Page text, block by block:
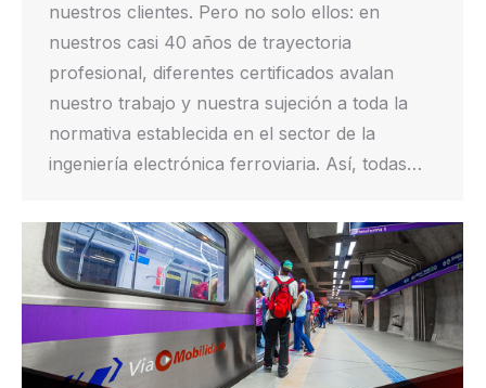
nuestros clientes. Pero no solo ellos: en
nuestros casi 40 años de trayectoria
profesional, diferentes certificados avalan
nuestro trabajo y nuestra sujeción a toda la
normativa establecida en el sector de la
ingeniería electrónica ferroviaria. Así, todas…